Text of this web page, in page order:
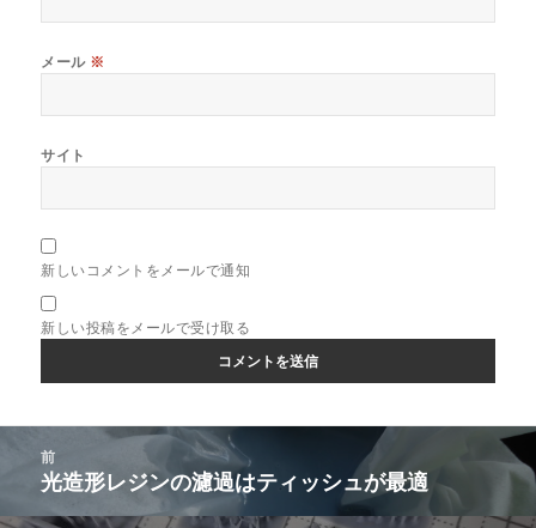
メール ※
サイト
新しいコメントをメールで通知
新しい投稿をメールで受け取る
前
前
光造形レジンの濾過はティッシュが最適